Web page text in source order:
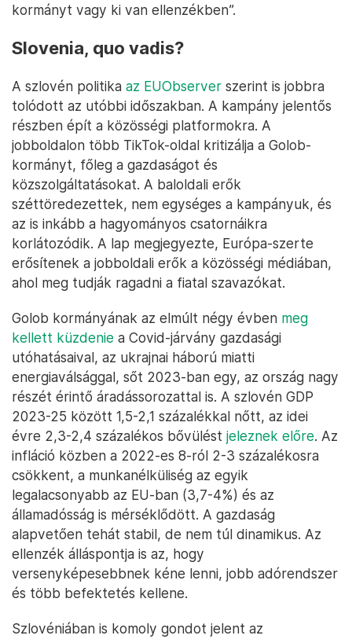
kormányt vagy ki van ellenzékben”.
Slovenia, quo vadis?
A szlovén politika az EUObserver szerint is jobbra
tolódott az utóbbi időszakban. A kampány jelentős
részben épít a közösségi platformokra. A
jobboldalon több TikTok-oldal kritizálja a Golob-
kormányt, főleg a gazdaságot és
közszolgáltatásokat. A baloldali erők
széttöredezettek, nem egységes a kampányuk, és
az is inkább a hagyományos csatornáikra
korlátozódik. A lap megjegyezte, Európa-szerte
erősítenek a jobboldali erők a közösségi médiában,
ahol meg tudják ragadni a fiatal szavazókat.
Golob kormányának az elmúlt négy évben meg
kellett küzdenie a Covid-járvány gazdasági
utóhatásaival, az ukrajnai háború miatti
energiaválsággal, sőt 2023-ban egy, az ország nagy
részét érintő áradássorozattal is. A szlovén GDP
2023-25 között 1,5-2,1 százalékkal nőtt, az idei
évre 2,3-2,4 százalékos bővülést jeleznek előre. Az
infláció közben a 2022-es 8-ról 2-3 százalékosra
csökkent, a munkanélküliség az egyik
legalacsonyabb az EU-ban (3,7-4%) és az
államadósság is mérséklődött. A gazdaság
alapvetően tehát stabil, de nem túl dinamikus. Az
ellenzék álláspontja is az, hogy
versenyképesebbnek kéne lenni, jobb adórendszer
és több befektetés kellene.
Szlovéniában is komoly gondot jelent az